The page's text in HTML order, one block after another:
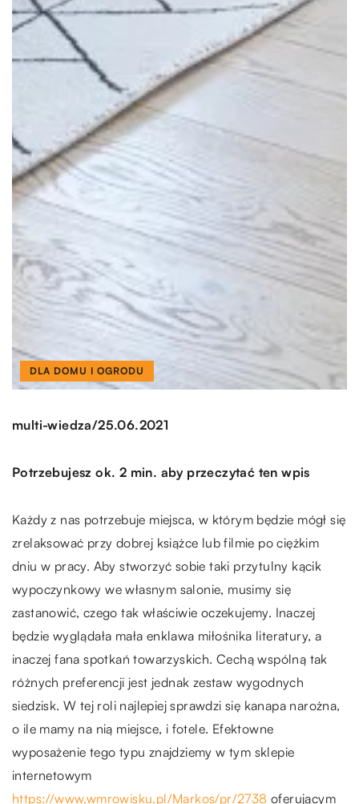
DLA DOMU I OGRODU
multi-wiedza/25.06.2021
Potrzebujesz ok. 2 min. aby przeczytać ten wpis
Każdy z nas potrzebuje miejsca, w którym będzie mógł się
zrelaksować przy dobrej książce lub filmie po ciężkim
dniu w pracy. Aby stworzyć sobie taki przytulny kącik
wypoczynkowy we własnym salonie, musimy się
zastanowić, czego tak właściwie oczekujemy. Inaczej
będzie wyglądała mała enklawa miłośnika literatury, a
inaczej fana spotkań towarzyskich. Cechą wspólną tak
różnych preferencji jest jednak zestaw wygodnych
siedzisk. W tej roli najlepiej sprawdzi się kanapa narożna,
o ile mamy na nią miejsce, i fotele. Efektowne
wyposażenie tego typu znajdziemy w tym sklepie
internetowym
https://www.wmrowisku.pl/Markos/pr/2738 oferującym